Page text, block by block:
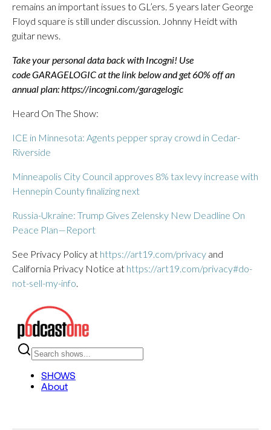
remains an important issues to GL’ers. 5 years later George
Floyd square is still under discussion. Johnny Heidt with
guitar news.
Take your personal data back with Incogni! Use
code GARAGELOGIC at the link below and get 60% off an
annual plan:https://incogni.com/garagelogic
Heard On The Show:
ICE in Minnesota: Agents pepper spray crowd in Cedar-
Riverside
Minneapolis City Council approves 8% tax levy increase with
Hennepin County finalizing next
Russia-Ukraine: Trump Gives Zelensky New Deadline On
Peace Plan—Report
See Privacy Policy at https://art19.com/privacy and
California Privacy Notice at https://art19.com/privacy#do-
not-sell-my-info.